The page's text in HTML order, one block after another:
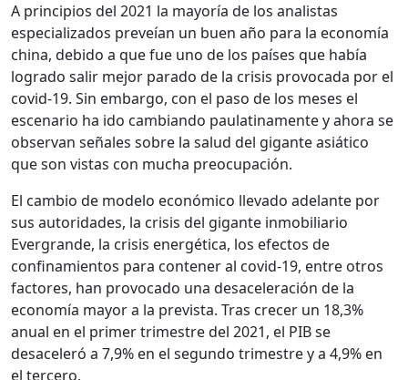
A principios del 2021 la mayoría de los analistas
especializados preveían un buen año para la economía
china, debido a que fue uno de los países que había
logrado salir mejor parado de la crisis provocada por el
covid-19. Sin embargo, con el paso de los meses el
escenario ha ido cambiando paulatinamente y ahora se
observan señales sobre la salud del gigante asiático
que son vistas con mucha preocupación.
El cambio de modelo económico llevado adelante por
sus autoridades, la crisis del gigante inmobiliario
Evergrande, la crisis energética, los efectos de
confinamientos para contener al covid-19, entre otros
factores, han provocado una desaceleración de la
economía mayor a la prevista. Tras crecer un 18,3%
anual en el primer trimestre del 2021, el PIB se
desaceleró a 7,9% en el segundo trimestre y a 4,9% en
el tercero.